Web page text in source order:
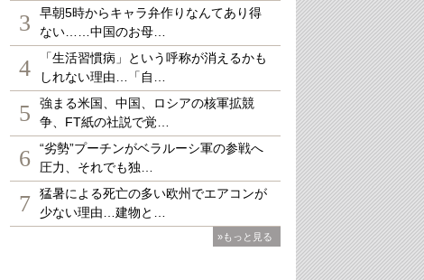
3
早朝5時からキャラ弁作りなんてあり得
ない……中国のお母…
4
「生活習慣病」という呼称が消えるかも
しれない理由…「自…
5
強まる米国、中国、ロシアの核軍拡競
争、FT紙の社説で覚…
6
“劣勢”プーチンがベラルーシ軍の参戦へ
圧力、それでも独…
7
猛暑による死亡の多い欧州でエアコンが
少ない理由…建物と…
»もっと見る